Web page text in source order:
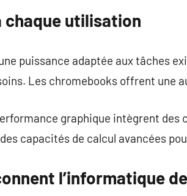
chaque utilisation
puissance adaptée aux tâches
Les chromebooks offrent une
graphique intègrent des
capacités de calcul avancées
l’informatique